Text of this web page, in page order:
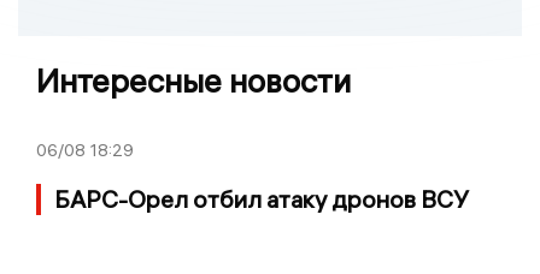
Интересные новости
06/08 18:29
БАРС-Орел отбил атаку дронов ВСУ